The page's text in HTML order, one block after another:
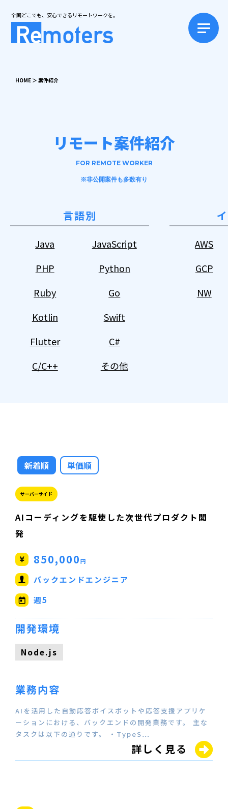
全国どこでも、安心できるリモートワークを。
HOME ＞ 案件紹介
リモート案件紹介
FOR REMOTE WORKER
※非公開案件も多数有り
言語別
Java
JavaScript
PHP
Python
Ruby
Go
Kotlin
Swift
Flutter
C#
C/C++
その他
AWS
GCP
NW
新着順 単価順
サーバーサイド
AIコーディングを駆使した次世代プロダクト開
発
850,000円
バックエンドエンジニア
週5
開発環境
Node.js
業務内容
AIを活用した自動応答ボイスボットや応答支援アプリケ
ーションにおける、バックエンドの開発業務です。 主な
タスクは以下の通りです。 ・TypeS…
詳しく見る